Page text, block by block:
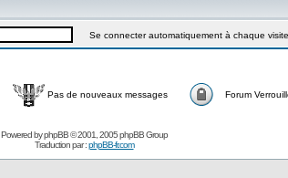
Se connecter automatiquement à chaque
Pas de nouveaux messages Forum
Powered byphpBB© 2001, 2005 phpBB Group
Traduction par :phpBB-fr.com